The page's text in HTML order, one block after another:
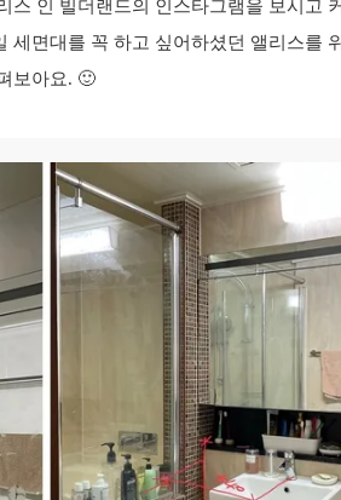
스 인 빌더랜드의 인스타그램을 보시고
세면대를 꼭 하고 싶어하셨던 앨리스를
보아요. 🙂